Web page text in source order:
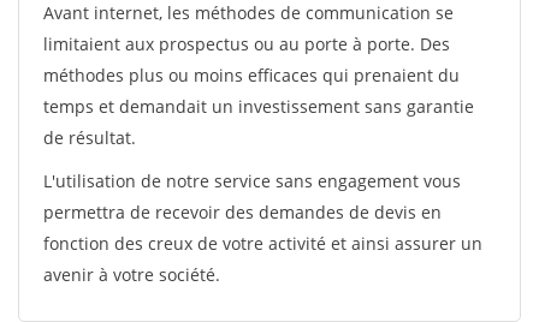
Avant internet, les méthodes de communication se
limitaient aux prospectus ou au porte à porte. Des
méthodes plus ou moins efficaces qui prenaient du
temps et demandait un investissement sans garantie
de résultat.
L'utilisation de notre service sans engagement vous
permettra de recevoir des demandes de devis en
fonction des creux de votre activité et ainsi assurer un
avenir à votre société.